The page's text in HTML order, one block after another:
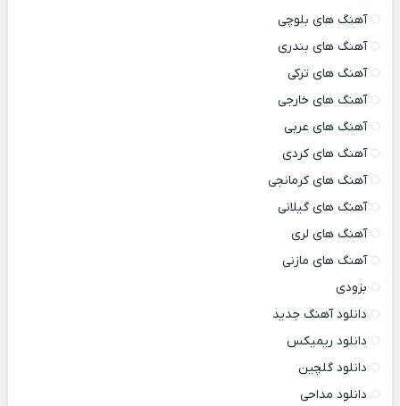
آهنگ های بلوچی
آهنگ های بندری
آهنگ های ترکی
آهنگ های خارجی
آهنگ های عربی
آهنگ های کردی
آهنگ های کرمانجی
آهنگ های گیلانی
آهنگ های لری
آهنگ های مازنی
بزودی
دانلود آهنگ جدید
دانلود ریمیکس
دانلود گلچین
دانلود مداحی